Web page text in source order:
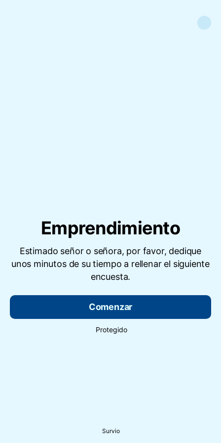
Emprendimiento
Estimado señor o señora, por favor, dedique
unos minutos de su tiempo a rellenar el siguiente
encuesta.
Comenzar
Protegido
Survio